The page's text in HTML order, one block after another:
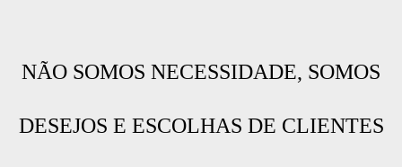
NÃO SOMOS NECESSIDADE, SOMOS
DESEJOS E ESCOLHAS DE CLIENTES